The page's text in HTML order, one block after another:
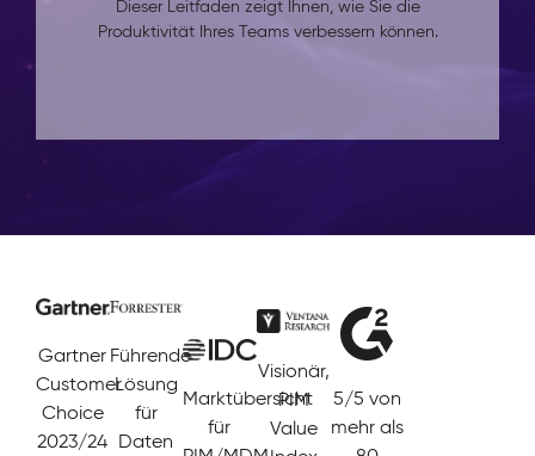
Dieser Leitfaden zeigt Ihnen, wie Sie die
Produktivität Ihres Teams verbessern können.
Gartner
Customer
Choice
2023/24
Führende
Lösung
für
Daten
Marktübersicht
für
Visionär,
PIM
Value
5/5 von
mehr als